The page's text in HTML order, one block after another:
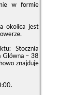
w formie
okolica jest
Stocznia
– 38
znajduje
.